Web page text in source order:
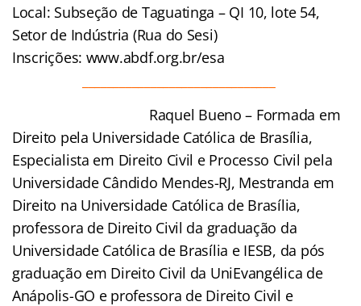
Local: Subseção de Taguatinga – QI 10, lote 54,
Setor de Indústria (Rua do Sesi)
Inscrições: www.abdf.org.br/esa
Raquel Bueno – Formada em
Direito pela Universidade Católica de Brasília,
Especialista em Direito Civil e Processo Civil pela
Universidade Cândido Mendes-RJ, Mestranda em
Direito na Universidade Católica de Brasília,
professora de Direito Civil da graduação da
Universidade Católica de Brasília e IESB, da pós
graduação em Direito Civil da UniEvangélica de
Anápolis-GO e professora de Direito Civil e